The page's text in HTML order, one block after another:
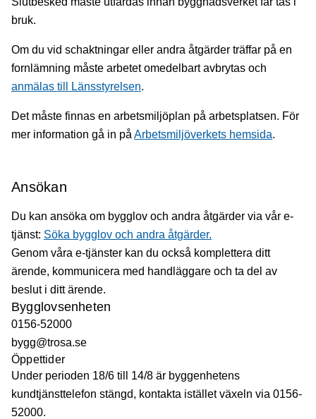
bruk.
Om du vid schaktningar eller andra åtgärder träffar på en
fornlämning måste arbetet omedelbart avbrytas och
anmälas till Länsstyrelsen.
Det måste finnas en arbetsmiljöplan på arbetsplatsen. För
mer information gå in på Arbetsmiljöverkets hemsida.
Ansökan
Du kan ansöka om bygglov och andra åtgärder via vår e-
tjänst: Söka bygglov och andra åtgärder.
Genom våra e-tjänster kan du också komplettera ditt
ärende, kommunicera med handläggare och ta del av
beslut i ditt ärende.
Bygglovsenheten
0156-52000
bygg@trosa.se
Öppettider
Under perioden 18/6 till 14/8 är byggenhetens
kundtjänsttelefon stängd, kontakta istället växeln via 0156-
52000.